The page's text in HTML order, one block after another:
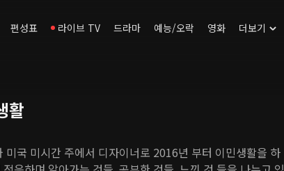
편성표 라이브 TV 드라마 예능/오락 영화 더보기
활
미국 미시간 주에서 디자이너로 2016년 부터 이민생활을 하